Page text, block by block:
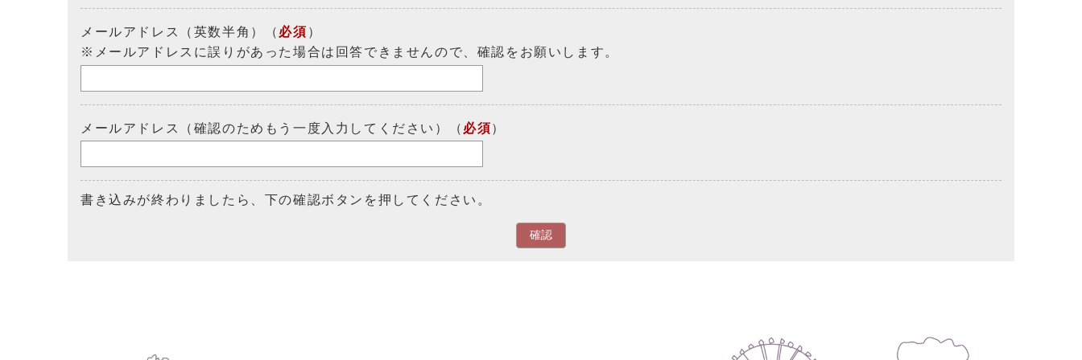
メールアドレス（英数半角）（ 必須 ）
※メールアドレスに誤りがあった場合は回答できませんので、確認をお願いします。
メールアドレス（確認のためもう一度入力してください）（ 必須）
書き込みが終わりましたら、下の確認ボタンを押してください。
確認